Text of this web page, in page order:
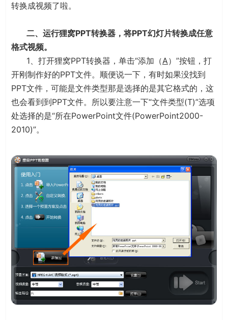
转换成视频了啦。
二、运行狸窝PPT转换器，将PPT幻灯片转换成任意
格式视频。
1、打开狸窝PPT转换器，单击“添加（A）”按钮，打
开刚制作好的PPT文件。顺便说一下，有时如果没找到
PPT文件，可能是文件类型那是选择的是其它格式的，这
也会看到到PPT文件。所以要注意一下“文件类型(T)”选项
处选择的是“所在PowerPoint文件(PowerPoint2000-
2010)”。